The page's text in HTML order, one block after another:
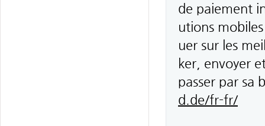
de paiement
utions
uer sur les
ker, envoyer
passer par sa
d.de/fr-fr/